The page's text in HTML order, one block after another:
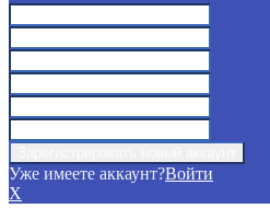
Уже имеете аккаунт?Войти
X